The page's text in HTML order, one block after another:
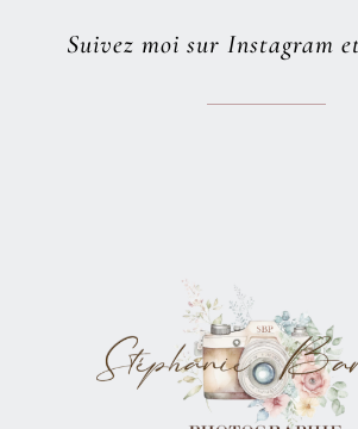
Suivez moi sur Instagram